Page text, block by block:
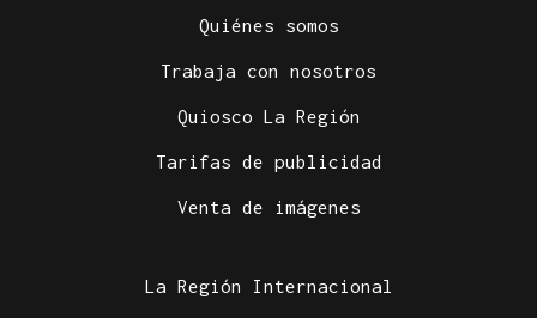
Quiénes somos
Trabaja con nosotros
Quiosco La Región
Tarifas de publicidad
Venta de imágenes
La Región Internacional